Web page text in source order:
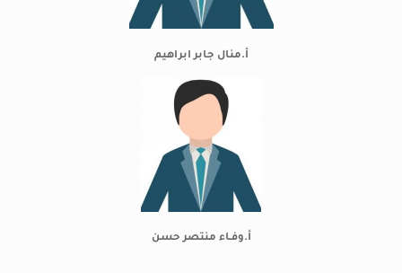
أ.منال جابر ابراهيم
أ.وفـاء منتصر حسن